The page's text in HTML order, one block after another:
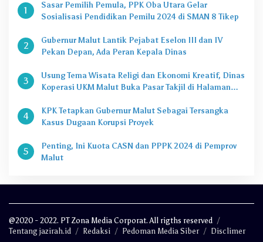
1
Sasar Pemilih Pemula, PPK Oba Utara Gelar
Sosialisasi Pendidikan Pemilu 2024 di SMAN 8 Tikep
2
Gubernur Malut Lantik Pejabat Eselon III dan IV
Pekan Depan, Ada Peran Kepala Dinas
3
Usung Tema Wisata Religi dan Ekonomi Kreatif, Dinas
Koperasi UKM Malut Buka Pasar Takjil di Halaman
4
KPK Tetapkan Gubernur Malut Sebagai Tersangka
Kasus Dugaan Korupsi Proyek
5
Penting, Ini Kuota CASN dan PPPK 2024 di Pemprov
Malut
@2020 - 2022. PT Zona Media Corporat. All rigths reserved
Tentang jazirah.id
Redaksi Pedoman Media Siber Disclimer